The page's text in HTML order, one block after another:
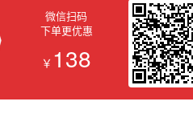
微信扫码
下单更优惠
￥ 138